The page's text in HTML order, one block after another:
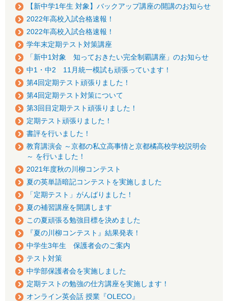
【新中学1年生 対象】バックアップ講座の開講のお知らせ
2022年高校入試合格速報！
2022年高校入試合格速報！
学年末定期テスト対策講座
「新中1対象 知っておきたい完全制覇講座」のお知らせ
中1・中2 11月統一模試も頑張っています！
第4回定期テスト頑張りました！
第4回定期テスト対策について
第3回目定期テスト頑張りました！
定期テスト頑張りました！
書評を行いました！
教育講演会 ～京都の私立高事情と京都橘高校学校説明会
～ を行いました！
2021年度秋の川柳コンテスト
夏の英単語暗記コンテストを実施しました
「定期テスト」がんばりました！
夏の補習講座を開講します
この夏頑張る勉強目標を決めました
『夏の川柳コンテスト』結果発表！
中学生3年生 保護者会のご案内
テスト対策
中学部保護者会を実施しました
定期テストの勉強の仕方講座を実施します！
オンライン英会話 授業『OLECO』